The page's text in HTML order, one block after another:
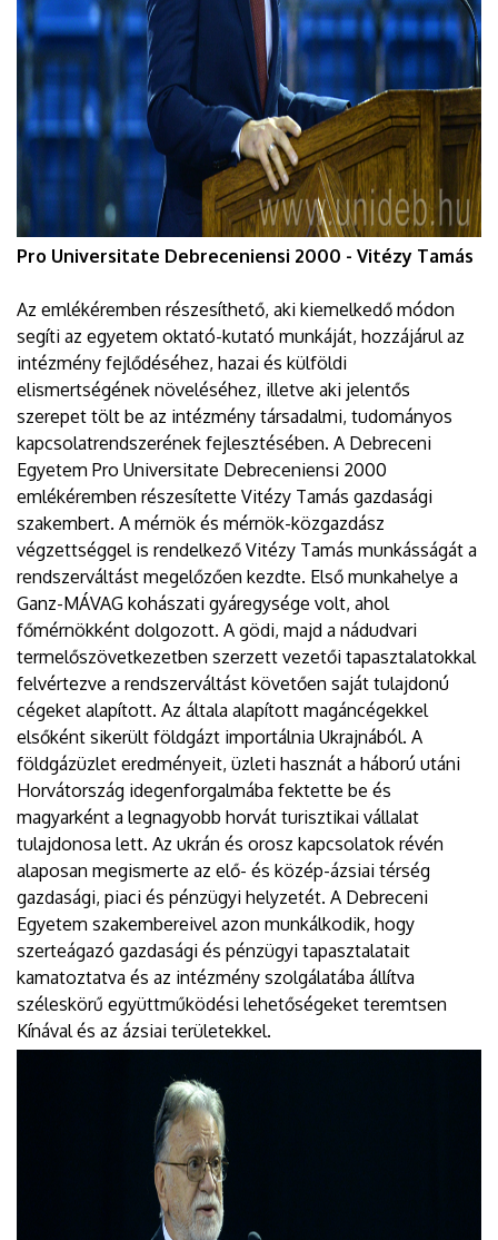
Pro Universitate Debreceniensi 2000 - Vitézy Tamás
Az emlékéremben részesíthető, aki kiemelkedő módon
segíti az egyetem oktató-kutató munkáját, hozzájárul az
intézmény fejlődéséhez, hazai és külföldi
elismertségének növeléséhez, illetve aki jelentős
szerepet tölt be az intézmény társadalmi, tudományos
kapcsolatrendszerének fejlesztésében. A Debreceni
Egyetem Pro Universitate Debreceniensi 2000
emlékéremben részesítette Vitézy Tamás gazdasági
szakembert. A mérnök és mérnök-közgazdász
végzettséggel is rendelkező Vitézy Tamás munkásságát a
rendszerváltást megelőzően kezdte. Első munkahelye a
Ganz-MÁVAG kohászati gyáregysége volt, ahol
főmérnökként dolgozott. A gödi, majd a nádudvari
termelőszövetkezetben szerzett vezetői tapasztalatokkal
felvértezve a rendszerváltást követően saját tulajdonú
cégeket alapított. Az általa alapított magáncégekkel
elsőként sikerült földgázt importálnia Ukrajnából. A
földgázüzlet eredményeit, üzleti hasznát a háború utáni
Horvátország idegenforgalmába fektette be és
magyarként a legnagyobb horvát turisztikai vállalat
tulajdonosa lett. Az ukrán és orosz kapcsolatok révén
alaposan megismerte az elő- és közép-ázsiai térség
gazdasági, piaci és pénzügyi helyzetét. A Debreceni
Egyetem szakembereivel azon munkálkodik, hogy
szerteágazó gazdasági és pénzügyi tapasztalatait
kamatoztatva és az intézmény szolgálatába állítva
széleskörű együttműködési lehetőségeket teremtsen
Kínával és az ázsiai területekkel.